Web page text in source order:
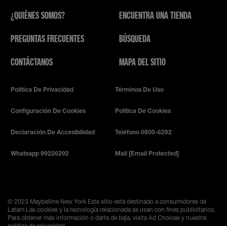
¿QUIÉNES SOMOS?
PREGUNTAS FRECUENTES
CONTÁCTANOS
ENCUENTRA UNA TIENDA
BÚSQUEDA
MAPA DEL SITIO
Política De Privacidad Términos De Uso
Configuración De Cookies Política De Cookies
Declaración De Accesibilidad Teléfono 0800-6292
Whatsapp 99226292 Mail [email Protected]
© 2023 Maybelline New York Este sitio está destinado a consumidores de
Latam Las cookies y la tecnología relacionada se usan con fines publicitarios.
Para obtener más información o darte de baja, visita Ad Choices y nuestra